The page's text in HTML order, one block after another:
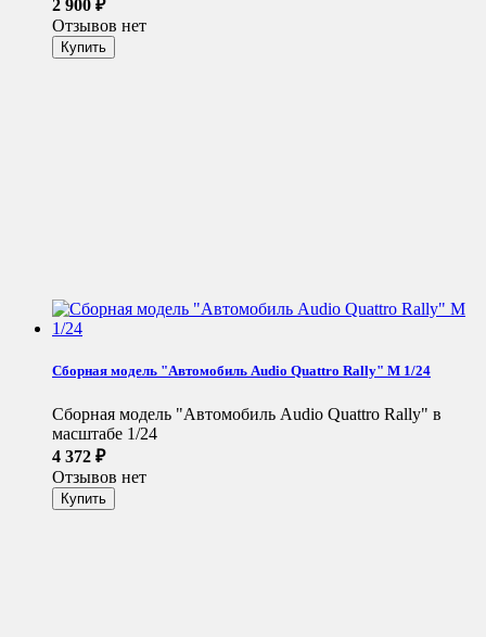
2 900 ₽
Отзывов нет
Сборная модель "Автомобиль Audio Quattro Rally" М 1/24
Сборная модель "Автомобиль Audio Quattro Rally" в
масштабе 1/24
4 372 ₽
Отзывов нет